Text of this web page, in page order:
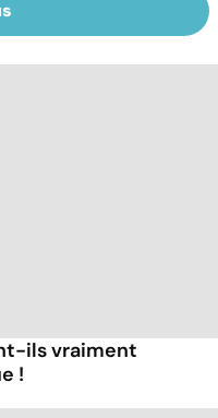
ils vraiment
!